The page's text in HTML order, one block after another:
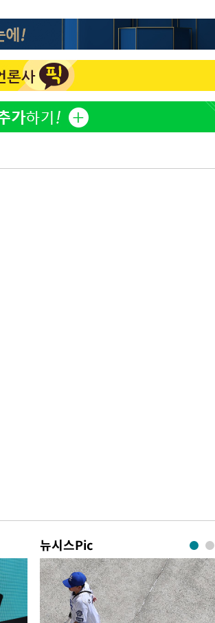
뉴시스Pic
2
김지수, '여행사 대표' 변
니…"
3
축구협회, 15년 전 심판
재는 내부 지침 준수"
4
"바지 벗고 앞뒤로 돌아
5
"신약 찾자"…정부 과제